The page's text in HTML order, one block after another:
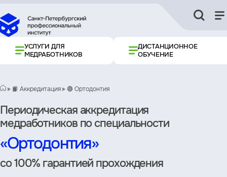
УСЛУГИ ДЛЯ
МЕДРАБОТНИКОВ
ДИСТАНЦИОННОЕ
ОБУЧЕНИЕ
📙 Аккредитация 🟢 Ортодонтия
Периодическая аккредитация
медработников по специальности
«Ортодонтия»
со 100% гарантией прохождения